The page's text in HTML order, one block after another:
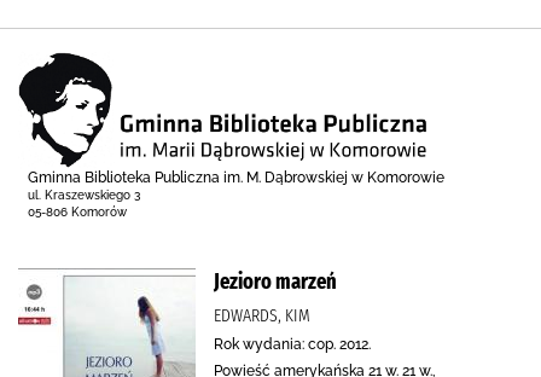
Gminna Biblioteka Publiczna im. M. Dąbrowskiej w Komorowie
ul. Kraszewskiego 3
05-806 Komorów
Jezioro marzeń
EDWARDS, KIM
Rok wydania: cop. 2012.
Powieść amerykańska 21 w. 21 w.,